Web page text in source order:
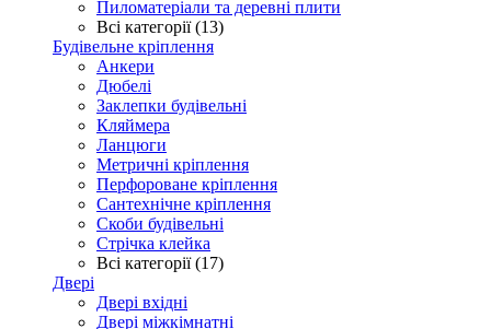
Пиломатеріали та деревні плити
Всі категорії (13)
Будівельне кріплення
Анкери
Дюбелі
Заклепки будівельні
Кляймера
Ланцюги
Метричні кріплення
Перфороване кріплення
Сантехнічне кріплення
Скоби будівельні
Стрічка клейка
Всі категорії (17)
Двері
Двері вхідні
Двері міжкімнатні